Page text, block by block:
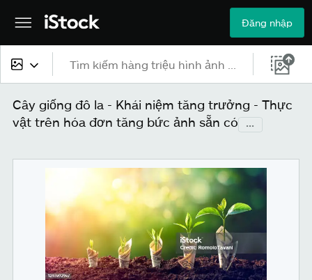
Đăng nhập
Tất cả nội dung
Hình ảnh
Ảnh
Hình minh họa
Véc-tơ
Cây giống đô la - Khái niệm tăng trưởng - Thực
vật trên hóa đơn tăng bức ảnh sẵn có
...